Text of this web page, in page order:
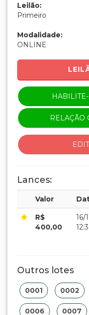
Leilão:
Primeiro
Modalidade:
ONLINE
RELAÇÃO
Lances:
Valor
R$
400,00
16/
Outros lotes
0001 0002
0006 0007